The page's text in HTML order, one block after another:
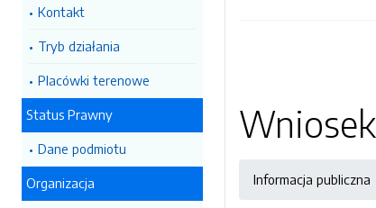
Kontakt
Tryb działania
Placówki terenowe
Status Prawny
Dane podmiotu
Organizacja Informacja publiczna